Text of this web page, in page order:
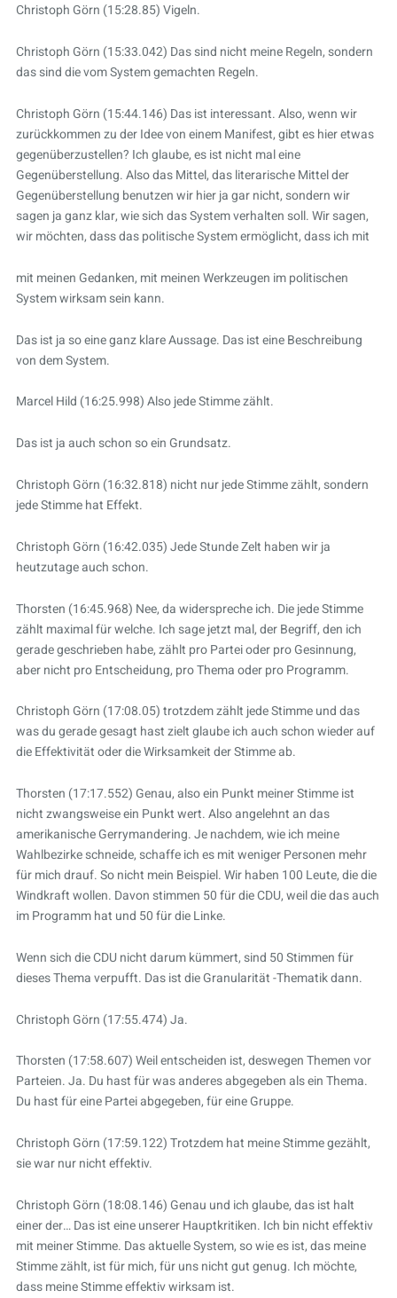
Christoph Görn (15:28.85) Vigeln.
Christoph Görn (15:33.042) Das sind nicht meine Regeln, sondern
das sind die vom System gemachten Regeln.
Christoph Görn (15:44.146) Das ist interessant. Also, wenn wir
zurückkommen zu der Idee von einem Manifest, gibt es hier etwas
gegenüberzustellen? Ich glaube, es ist nicht mal eine
Gegenüberstellung. Also das Mittel, das literarische Mittel der
Gegenüberstellung benutzen wir hier ja gar nicht, sondern wir
sagen ja ganz klar, wie sich das System verhalten soll. Wir sagen,
wir möchten, dass das politische System ermöglicht, dass ich mit
mit meinen Gedanken, mit meinen Werkzeugen im politischen
System wirksam sein kann.
Das ist ja so eine ganz klare Aussage. Das ist eine Beschreibung
von dem System.
Marcel Hild (16:25.998) Also jede Stimme zählt.
Das ist ja auch schon so ein Grundsatz.
Christoph Görn (16:32.818) nicht nur jede Stimme zählt, sondern
jede Stimme hat Effekt.
Christoph Görn (16:42.035) Jede Stunde Zelt haben wir ja
heutzutage auch schon.
Thorsten (16:45.968) Nee, da widerspreche ich. Die jede Stimme
zählt maximal für welche. Ich sage jetzt mal, der Begriff, den ich
gerade geschrieben habe, zählt pro Partei oder pro Gesinnung,
aber nicht pro Entscheidung, pro Thema oder pro Programm.
Christoph Görn (17:08.05) trotzdem zählt jede Stimme und das
was du gerade gesagt hast zielt glaube ich auch schon wieder auf
die Effektivität oder die Wirksamkeit der Stimme ab.
Thorsten (17:17.552) Genau, also ein Punkt meiner Stimme ist
nicht zwangsweise ein Punkt wert. Also angelehnt an das
amerikanische Gerrymandering. Je nachdem, wie ich meine
Wahlbezirke schneide, schaffe ich es mit weniger Personen mehr
für mich drauf. So nicht mein Beispiel. Wir haben 100 Leute, die die
Windkraft wollen. Davon stimmen 50 für die CDU, weil die das auch
im Programm hat und 50 für die Linke.
Wenn sich die CDU nicht darum kümmert, sind 50 Stimmen für
dieses Thema verpufft. Das ist die Granularität -Thematik dann.
Christoph Görn (17:55.474) Ja.
Thorsten (17:58.607) Weil entscheiden ist, deswegen Themen vor
Parteien. Ja. Du hast für was anderes abgegeben als ein Thema.
Du hast für eine Partei abgegeben, für eine Gruppe.
Christoph Görn (17:59.122) Trotzdem hat meine Stimme gezählt,
sie war nur nicht effektiv.
Christoph Görn (18:08.146) Genau und ich glaube, das ist halt
einer der… Das ist eine unserer Hauptkritiken. Ich bin nicht effektiv
mit meiner Stimme. Das aktuelle System, so wie es ist, das meine
Stimme zählt, ist für mich, für uns nicht gut genug. Ich möchte,
dass meine Stimme effektiv wirksam ist.